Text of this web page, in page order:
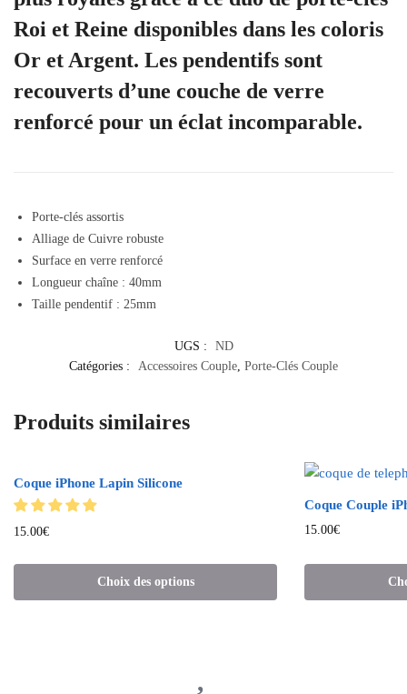
Roi et Reine disponibles dans les coloris
Or et Argent. Les pendentifs sont
recouverts d’une couche de verre
renforcé pour un éclat incomparable.
Porte-clés assortis
Alliage de Cuivre robuste
Surface en verre renforcé
Longueur chaîne : 40mm
Taille pendentif : 25mm
UGS :
ND
Catégories :
Accessoires Couple, Porte-Clés Couple
Produits similaires
Coque iPhone Lapin Silicone
15.00€
Choix des options
Coque Couple
15.00€